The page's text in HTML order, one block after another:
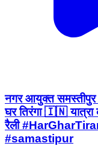
नगर आयुक्त समस्तीपुर
घर तिरंगा 🇮🇳 यात्रा
रैली
#samastipur